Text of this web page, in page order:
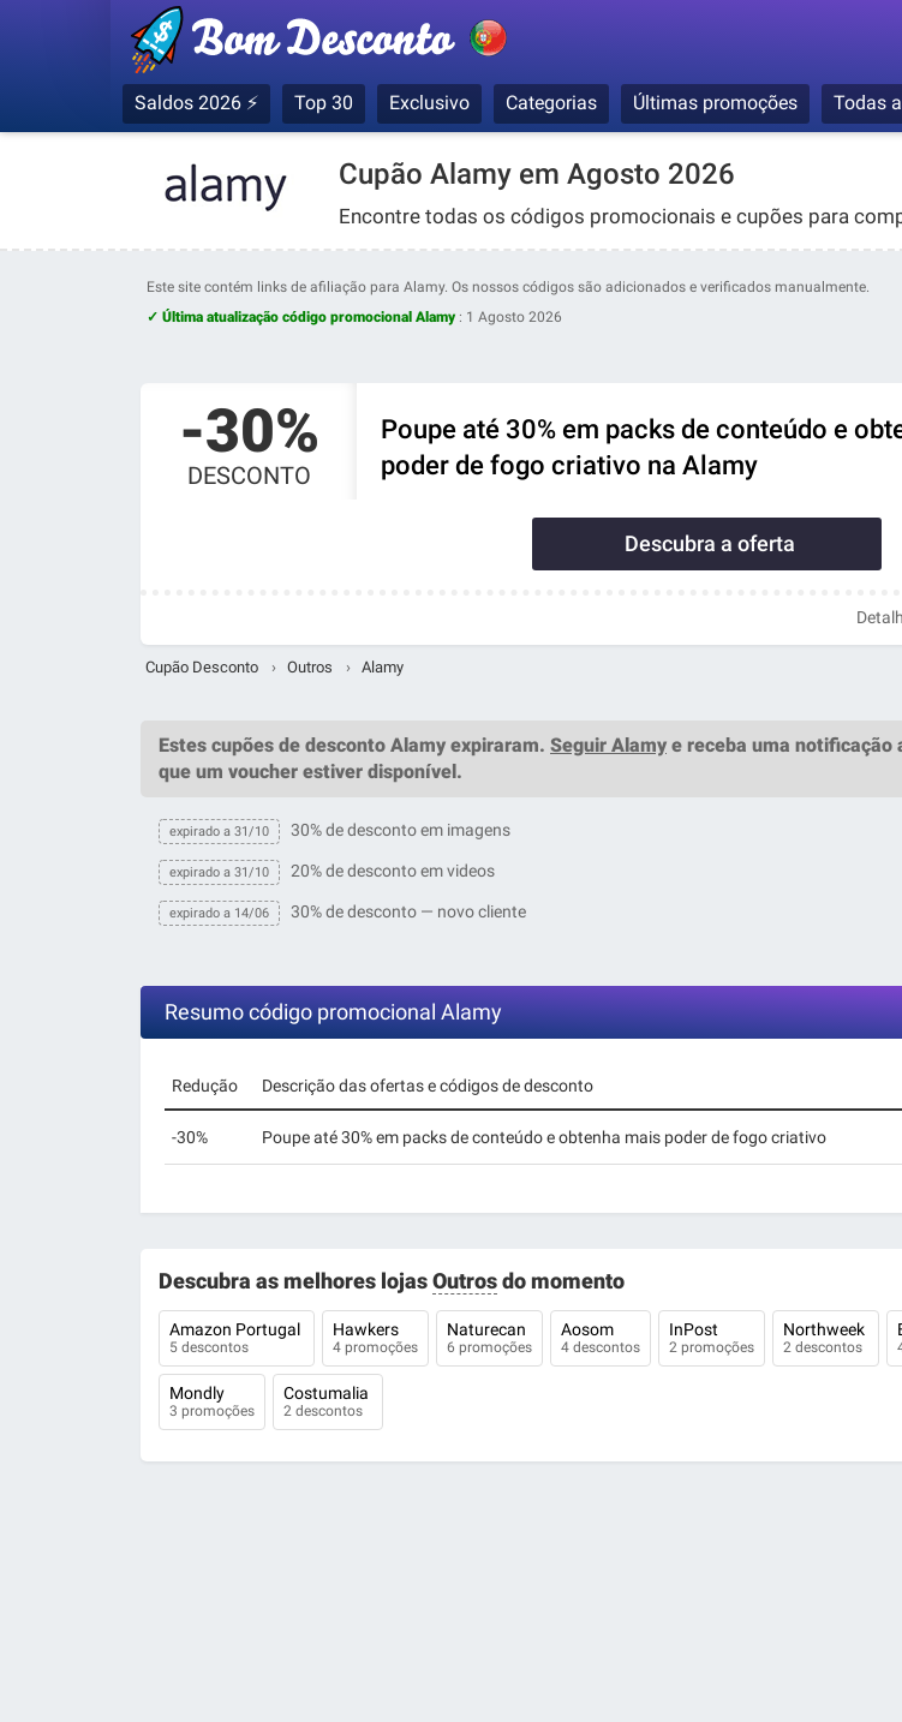
Saldos 2026 ⚡ Top 30 Exclusivo Categorias Últimas promoções Todas
Cupão Alamy em Agosto 2026
Encontre todas os códigos promocionais e cupões para
Este site contém links de afiliação para Alamy. Os nossos códigos são adicionados e verificados manualmente.
✓ Última atualização código promocional Alamy : 1 Agosto 2026
-30%
DESCONTO
Poupe até 30% em packs de conteúdo e
poder de fogo criativo na Alamy
Descubra a oferta
Cupão Desconto › Outros › Alamy
Estes cupões de desconto Alamy expiraram. Seguir Alamy e receba uma notificação
que um voucher estiver disponível.
expirado a 31/10 30% de desconto em imagens
expirado a 31/10 20% de desconto em videos
expirado a 14/06 30% de desconto — novo cliente
Resumo código promocional Alamy
Redução Descrição das ofertas e códigos de desconto
-30% Poupe até 30% em packs de conteúdo e obtenha mais poder de fogo criativo
Descubra as melhores lojasOutrosdo momento
Amazon Portugal
5 descontos
Hawkers
4 promoções
Naturecan
6 promoções
Aosom
4 descontos
InPost
2 promoções
Northweek
2 descontos
Mondly
3 promoções
Costumalia
2 descontos